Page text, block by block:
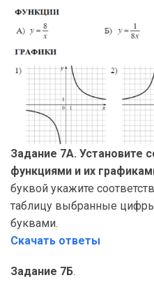
Задание 7А. Установите
функциями и их
буквой укажите
таблицу выбранные
буквами.
Скачать ответы
Задание 7Б.